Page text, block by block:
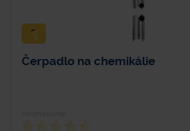
Čerpadlo na chemikálie